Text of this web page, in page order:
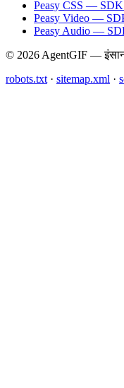
Peasy CSS — SDK
Peasy Video —
Peasy Audio —
© 2026 AgentGIF —
robots.txt · sitemap.xml ·